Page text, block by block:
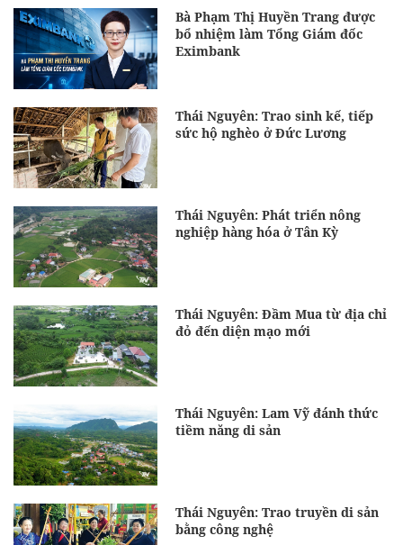
Bà Phạm Thị Huyền Trang được
bổ nhiệm làm Tổng Giám đốc
Eximbank
Thái Nguyên: Trao sinh kế, tiếp
sức hộ nghèo ở Đức Lương
Thái Nguyên: Phát triển nông
nghiệp hàng hóa ở Tân Kỳ
Thái Nguyên: Đầm Mua từ địa chỉ
đỏ đến diện mạo mới
Thái Nguyên: Lam Vỹ đánh thức
tiềm năng di sản
Thái Nguyên: Trao truyền di sản
bằng công nghệ